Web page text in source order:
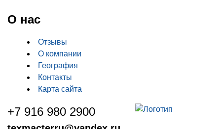
О нас
Отзывы
О компании
География
Контакты
Карта сайта
+7 916 980 2900